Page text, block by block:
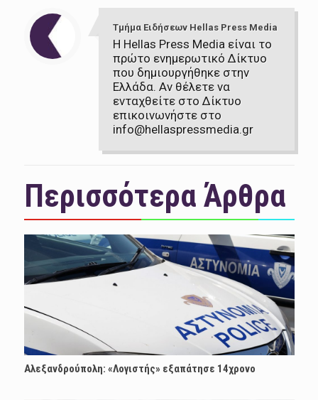
Τμήμα Ειδήσεων Hellas Press Media
Η Hellas Press Media είναι το
πρώτο ενημερωτικό Δίκτυο
που δημιουργήθηκε στην
Ελλάδα. Αν θέλετε να
ενταχθείτε στο Δίκτυο
επικοινωνήστε στο
info@hellaspressmedia.gr
Περισσότερα Άρθρα
Αλεξανδρούπολη: «Λογιστής» εξαπάτησε 14χρονο